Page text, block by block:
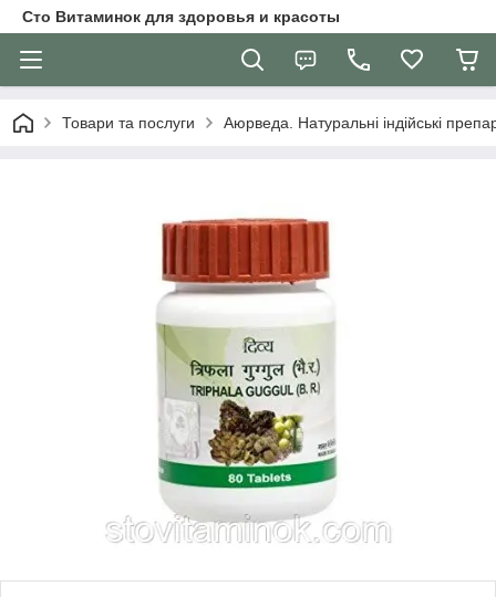
Сто Витаминок для здоровья и красоты
Товари та послуги Аюрведа. Натуральні індійські